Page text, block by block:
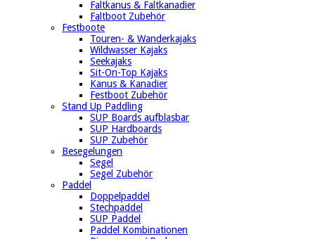
Faltkanus & Faltkanadier
Faltboot Zubehör
Festboote
Touren- & Wanderkajaks
Wildwasser Kajaks
Seekajaks
Sit-On-Top Kajaks
Kanus & Kanadier
Festboot Zubehör
Stand Up Paddling
SUP Boards aufblasbar
SUP Hardboards
SUP Zubehör
Besegelungen
Segel
Segel Zubehör
Paddel
Doppelpaddel
Stechpaddel
SUP Paddel
Paddel Kombinationen